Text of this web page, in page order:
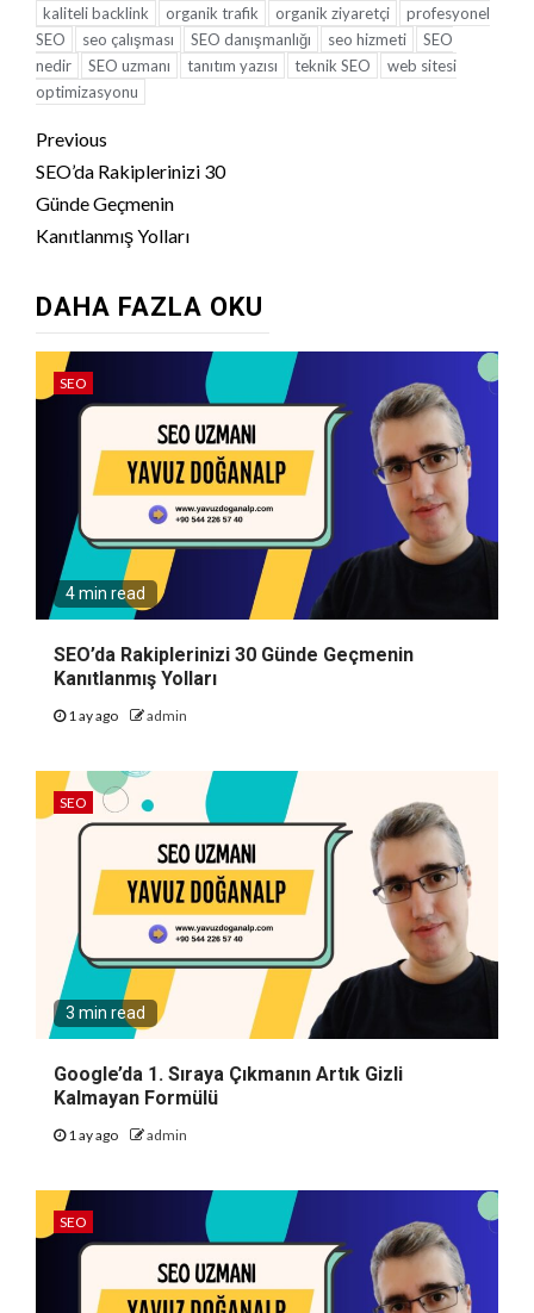
kaliteli backlink
organik trafik organik ziyaretçi
profesyonel
SEO
seo çalışması SEO danışmanlığı seo hizmeti
SEO
nedir
SEO uzmanı tanıtım yazısı teknik SEO
web sitesi
optimizasyonu
Continue
Reading
Previous
SEO’da Rakiplerinizi 30
Günde Geçmenin
Kanıtlanmış Yolları
DAHA FAZLA OKU
SEO
4 min read
SEO’da Rakiplerinizi 30 Günde Geçmenin
Kanıtlanmış Yolları
1 ay ago admin
SEO
3 min read
Google’da 1. Sıraya Çıkmanın Artık Gizli
Kalmayan Formülü
1 ay ago admin
SEO